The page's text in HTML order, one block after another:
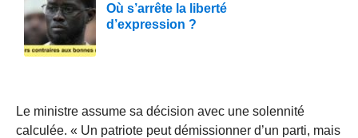
Où s’arrête la liberté
d’expression ?
Le ministre assume sa décision avec une solennité
calculée. « Un patriote peut démissionner d’un parti, mais